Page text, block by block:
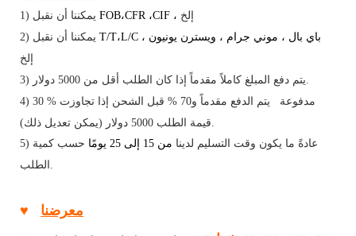
FOB،CFR ،CIF ، إلخ
2) يمكننا أن نقبل T/T،L/C باي بال ، موني جرام ، ويسترن يونيون ،
إلخ
4) 30 % مدفوعة يتم الدفع مقدماً و70
% قبل الشحن إذا تجاوزت
قيمة الطلب
5) عادةً ما يكون وقت التسليم لدينا من 15 إلى 25 يومًا
حسب كمية
♥
معرضنا